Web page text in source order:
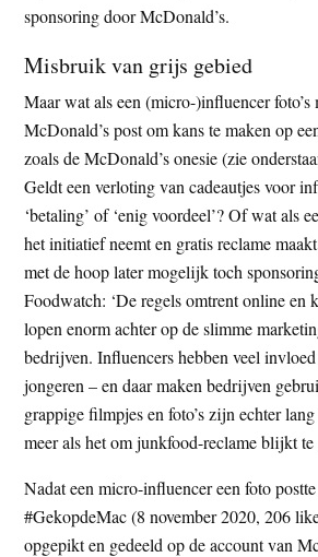
sponsoring door McDonald’s.
Misbruik van grijs gebied
Maar wat als een (micro-)influencer foto’s
McDonald’s post om kans te maken op
zoals de McDonald’s onesie (zie
Geldt een verloting van cadeautjes voor
‘betaling’ of ‘enig voordeel’? Of wat als
het initiatief neemt en gratis reclame
met de hoop later mogelijk toch
Foodwatch: ‘De regels omtrent online en
lopen enorm achter op de slimme
bedrijven. Influencers hebben veel
jongeren – en daar maken bedrijven
grappige filmpjes en foto’s zijn echter
meer als het om junkfood-reclame blijkt te
Nadat een micro-influencer een foto
#GekopdeMac (8 november 2020, 206
opgepikt en gedeeld op de account van